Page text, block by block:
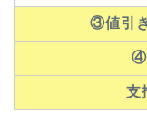
③値引
④
支